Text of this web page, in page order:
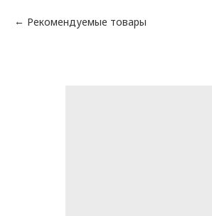
Рекомендуемые товары